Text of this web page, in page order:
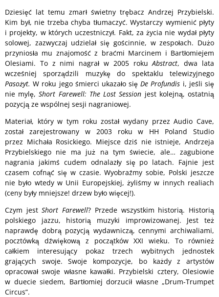
Dziesięć lat temu zmarł świetny trębacz Andrzej Przybielski.
Kim był, nie trzeba chyba tłumaczyć. Wystarczy wymienić płyty
i projekty, w których uczestniczył. Fakt, za życia nie wydał płyty
solowej, zazwyczaj udzielał się gościnnie, w zespołach. Dużo
przyniosła mu znajomość z braćmi Marcinem i Bartłomiejem
Olesiami. To z nimi nagrał w 2005 rokuAbstract, dwa lata
wcześniej sporządzili muzykę do spektaklu telewizyjnego
Pasożyt. W roku jego śmierci ukazało się De Profundis i, jeśli się
nie mylę,Short Farewell: The Lost Session jest kolejną, ostatnią
pozycją ze wspólnej sesji nagraniowej.
Materiał, który w tym roku został wydany przez Audio Cave,
został zarejestrowany w 2003 roku w HH Poland Studio
przez Michała Rosickiego. Miejsce dziś nie istnieje, Andrzeja
Przybielskiego nie ma już na tym świecie, ale… zagubione
nagrania jakimś cudem odnalazły się po latach. Fajnie jest
czasem cofnąć się w czasie. Wyobraźmy sobie, Polski jeszcze
nie było wtedy w Unii Europejskiej, żyliśmy w innych realiach
(ceny były mniejsze! drzew było więcej!).
Czym jestShort Farewell? Przede wszystkim historią. Historią
polskiego jazzu, historią muzyki improwizowanej. Jest też
naprawdę dobrą pozycją wydawniczą, cennymi archiwaliami,
pocztówką dźwiękową z początków XXI wieku. To również
całkiem interesujący pokaz trzech wybitnych jednostek
grających swoje. Swoje kompozycje, bo każdy z artystów
opracował swoje własne kawałki. Przybielski cztery, Olesiowie
w duecie siedem, Bartłomiej dorzucił własne „Drum-Trumpet
Circus”.